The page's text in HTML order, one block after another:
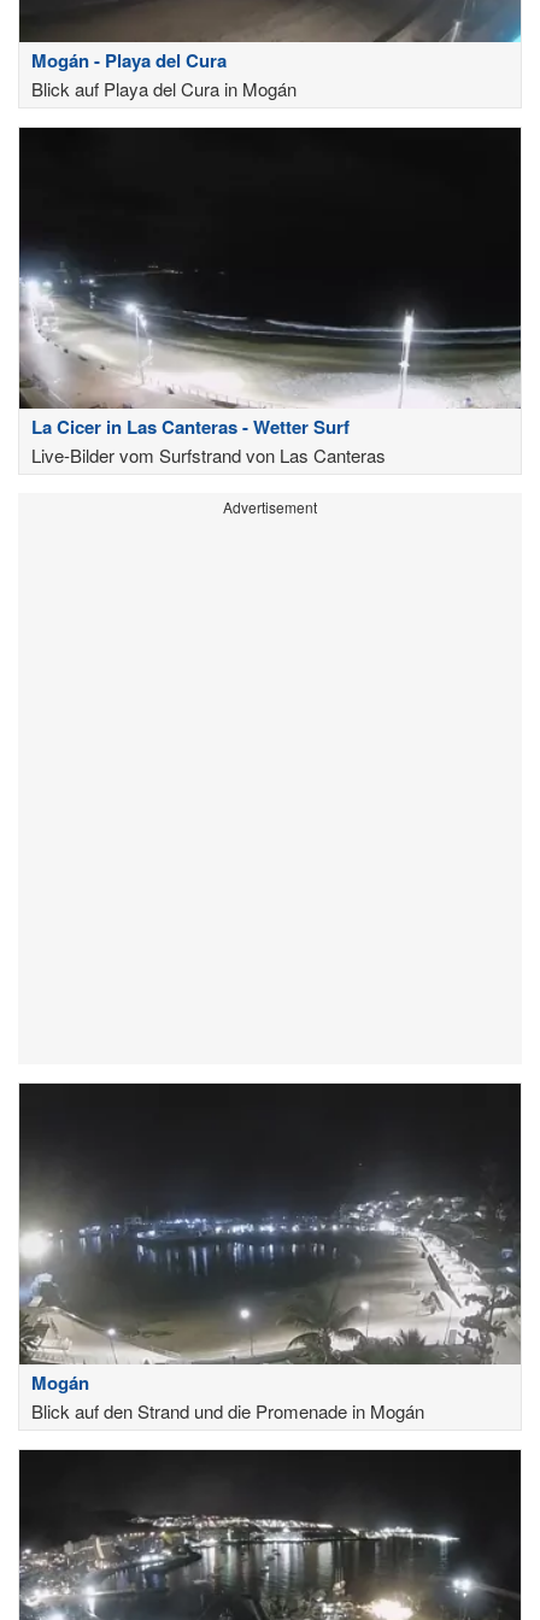
Mogán - Playa del Cura
Blick auf Playa del Cura in Mogán
La Cicer in Las Canteras - Wetter Surf
Live-Bilder vom Surfstrand von Las Canteras
Advertisement
Mogán
Blick auf den Strand und die Promenade in Mogán